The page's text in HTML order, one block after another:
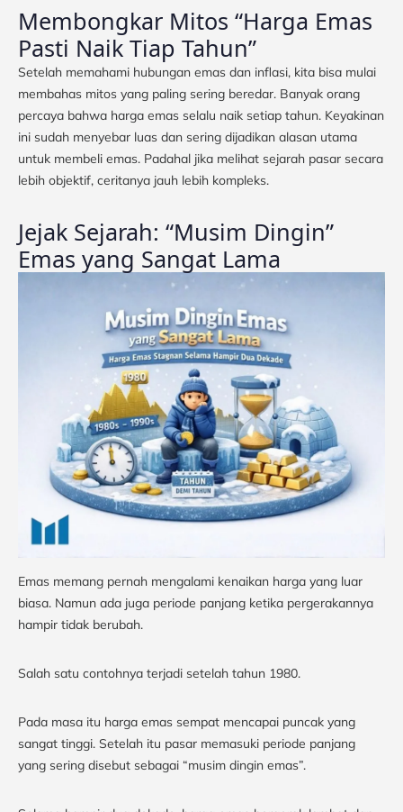
Membongkar Mitos “Harga Emas
Pasti Naik Tiap Tahun”
Setelah memahami hubungan emas dan inflasi, kita bisa mulai
membahas mitos yang paling sering beredar. Banyak orang
percaya bahwa harga emas selalu naik setiap tahun. Keyakinan
ini sudah menyebar luas dan sering dijadikan alasan utama
untuk membeli emas. Padahal jika melihat sejarah pasar secara
lebih objektif, ceritanya jauh lebih kompleks.
Jejak Sejarah: “Musim Dingin”
Emas yang Sangat Lama
Emas memang pernah mengalami kenaikan harga yang luar
biasa. Namun ada juga periode panjang ketika pergerakannya
hampir tidak berubah.
Salah satu contohnya terjadi setelah tahun 1980.
Pada masa itu harga emas sempat mencapai puncak yang
sangat tinggi. Setelah itu pasar memasuki periode panjang
yang sering disebut sebagai “musim dingin emas”.